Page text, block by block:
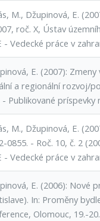
M., Džupinová, E.
roč. X, Ústav
- Vedecké práce v
E. (2007):
a regionální rozvoj/
- Publikované príspevky
M., Džupinová, E.
0855. - Roč. 10, č. 2
- Vedecké práce v
E. (2006): Nové
In: Proměny
Olomouc, 19.-